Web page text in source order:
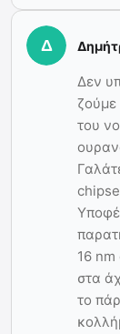
Δεν
ζούμε
του
16
στα
το